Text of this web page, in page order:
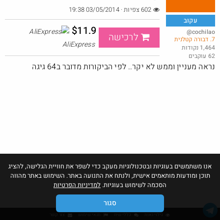
משקל אדם משוכלל בפחות ממחיר מנת פלאפל
$6.1
@MeirCohen40
7· 4· 207
אנו משתמשים בעוגיות ובטכנולוגיות מעקב כדי לשפר את חוויית הגלישה, להציג
תוכן ומודעות מותאמים אישית, ולנתח את התנועה באתר. השימוש באתר מהווה
הסכמה לשימוש בעוגיות. למדיניות הפרטיות
סגור
עקוב
@cochilao
7. דבורה קטלנית
1,464 נקודות
62 עוקבים
לרכישה $11.9
AliExpress
נראה מעניין וממש לא יקר.. לפי הביקורות מדובר ב64 גיגה